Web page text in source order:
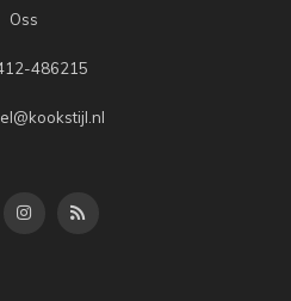
Oss
486215